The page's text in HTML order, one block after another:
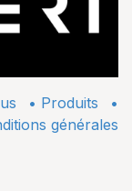
• ​Produits
•
générales